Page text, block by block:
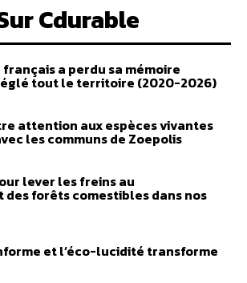
Cdurable
a perdu sa mémoire
tout le territoire (2020-2026)
attention aux espèces vivantes
les communs de Zoepolis
lever les freins au
forêts comestibles dans nos
et l’éco-lucidité transforme